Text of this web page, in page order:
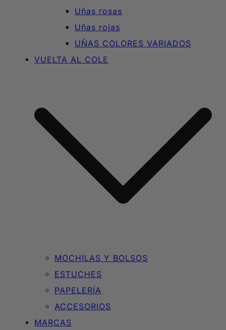
Uñas rosas
Uñas rojas
UÑAS COLORES VARIADOS
VUELTA AL COLE
MOCHILAS Y BOLSOS
ESTUCHES
PAPELERÍA
ACCESORIOS
MARCAS